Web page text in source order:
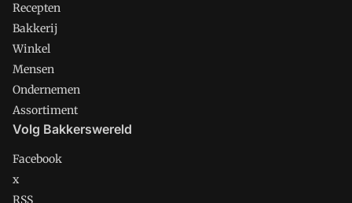
Recepten
Bakkerij
Winkel
Mensen
Ondernemen
Assortiment
Volg Bakkerswereld
Facebook
x
RSS